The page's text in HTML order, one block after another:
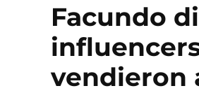
Facundo
vendieron